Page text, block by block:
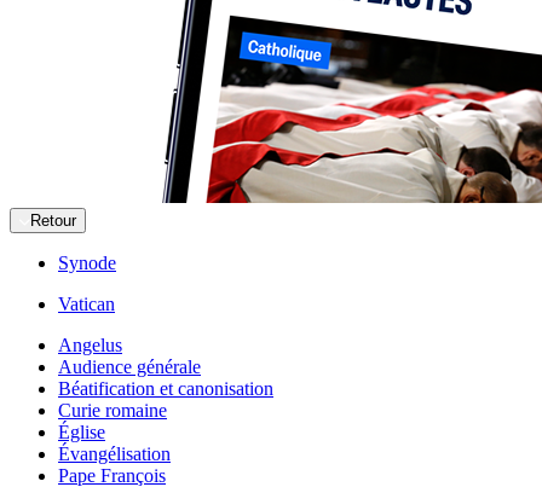
Retour
Synode
Vatican
Angelus
Audience générale
Béatification et canonisation
Curie romaine
Église
Évangélisation
Pape François